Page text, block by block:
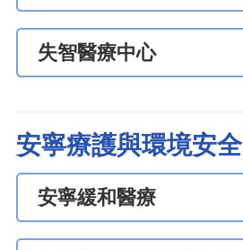
失智醫療中心
安寧療護與環境安全
安寧緩和醫療